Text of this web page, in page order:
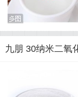
九朋 30纳米二氧